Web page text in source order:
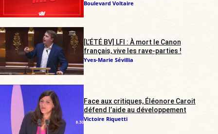
Boulevard Voltaire
[L’ÉTÉ BV] LFI : À mort le Canon
français, vive les rave-parties !
Yves-Marie Sévillia
Face aux critiques, Éléonore Caroit
défend l’aide au développement
Victoire Riquetti